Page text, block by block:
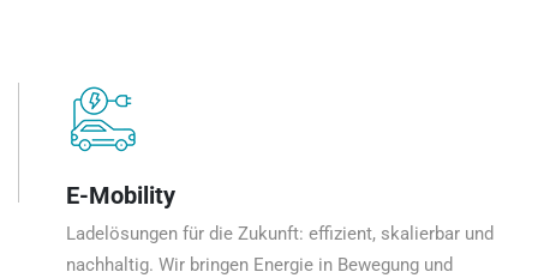
E-Mobility
Ladelösungen für die Zukunft: effizient, skalierbar und
nachhaltig. Wir bringen Energie in Bewegung und